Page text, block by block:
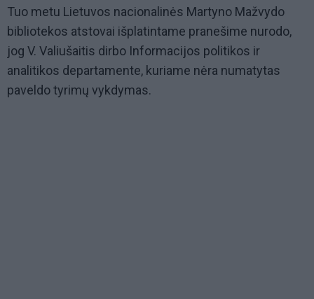
Tuo metu Lietuvos nacionalinės Martyno Mažvydo
bibliotekos atstovai išplatintame pranešime nurodo,
jog V. Valiušaitis dirbo Informacijos politikos ir
analitikos departamente, kuriame nėra numatytas
paveldo tyrimų vykdymas.